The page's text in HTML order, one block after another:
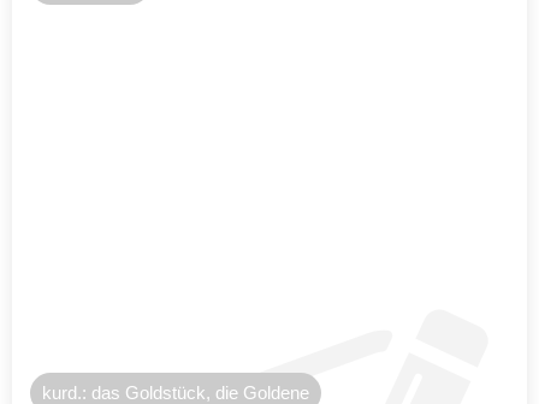
kurd.: das Goldstück, die Goldene